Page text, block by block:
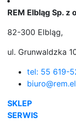
REM Elbląg Sp. z
82-300 Elbląg,
ul. Grunwaldzka
tel: 55 619-
SKLEP
SERWIS